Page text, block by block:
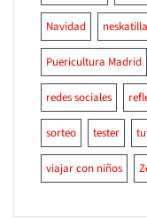
Navidad neskatilla
Puericultura Madrid
redes sociales
sorteo tester
viajar con niños